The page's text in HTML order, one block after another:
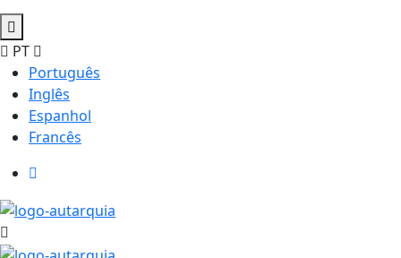
PT
Português
Inglês
Espanhol
Francês